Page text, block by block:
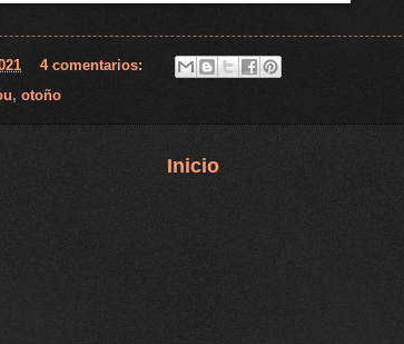
4 comentarios:
, otoño
Inicio